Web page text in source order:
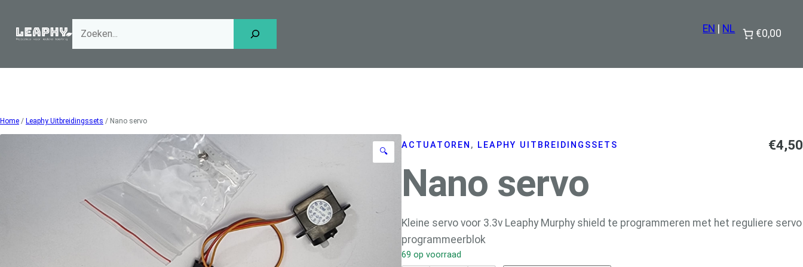
naar
EN NL €0,00
Home / Leaphy Uitbreidingssets / Nano servo
🔍
ACTUATOREN , LEAPHY UITBREIDINGSSETS €4,50
Nano servo
Kleine servo voor 3.3v Leaphy Murphy shield te programmeren met het reguliere servo
programmeerblok
69 op voorraad